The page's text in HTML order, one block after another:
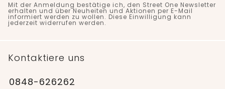
Mit der Anmeldung bestätige ich, den Street One Newsletter
erhalten und über Neuheiten und Aktionen per E-Mail
informiert werden zu wollen. Diese Einwilligung kann
jederzeit widerrufen werden.
Kontaktiere uns
0848-626262